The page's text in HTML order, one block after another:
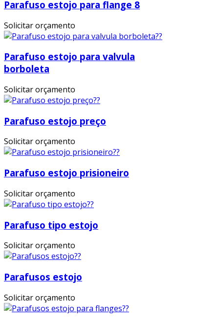
Parafuso estojo para flange 8
Solicitar orçamento
Parafuso estojo para valvula
borboleta
Solicitar orçamento
Parafuso estojo preço
Solicitar orçamento
Parafuso estojo prisioneiro
Solicitar orçamento
Parafuso tipo estojo
Solicitar orçamento
Parafusos estojo
Solicitar orçamento